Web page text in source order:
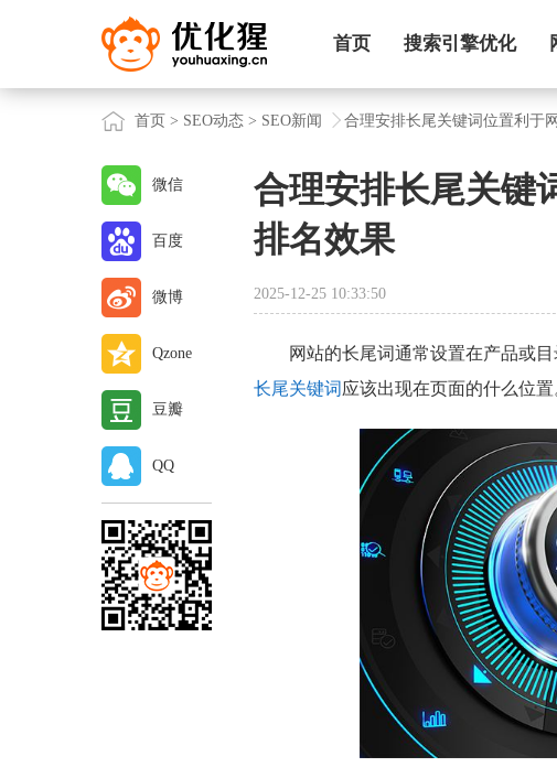
首页 搜索引擎优化
首页 > SEO动态 > SEO新闻 合理安排长尾关键词位置利于
合理安排长尾关键
排名效果
2025-12-25 10:33:50
网站的长尾词通常设置在产品或
长尾关键词应该出现在页面的什么位置
微信
百度
微博
Qzone
豆瓣
QQ